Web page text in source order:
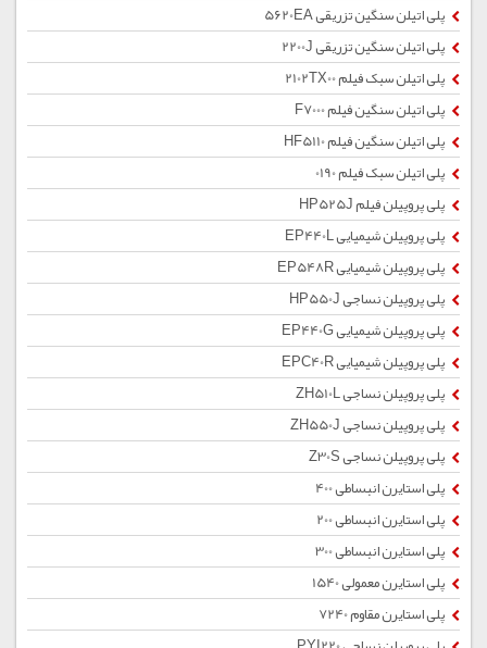
پلی اتیلن سنگین تزریقی 5620EA
پلی اتیلن سنگین تزریقی 2200J
پلی اتیلن سبک فیلم 2102TX00
پلی اتیلن سنگین فیلم F7000
پلی اتیلن سنگین فیلم HF5110
پلی اتیلن سبک فیلم 0190
پلی پروپیلن فیلم HP525J
پلی پروپیلن شیمیایی EP440L
پلی پروپیلن شیمیایی EP548R
پلی پروپیلن نساجی HP550J
پلی پروپیلن شیمیایی EP440G
پلی پروپیلن شیمیایی EPC40R
پلی پروپیلن نساجی ZH510L
پلی پروپیلن نساجی ZH550J
پلی پروپیلن نساجی Z30S
پلی استایرن انبساطی 400
پلی استایرن انبساطی 200
پلی استایرن انبساطی 300
پلی استایرن معمولی 1540
پلی استایرن مقاوم 7240